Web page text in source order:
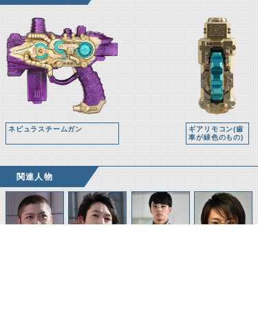
ネビュラスチームガン
ギアリモコン(歯
車が緑色のもの)
関連人物